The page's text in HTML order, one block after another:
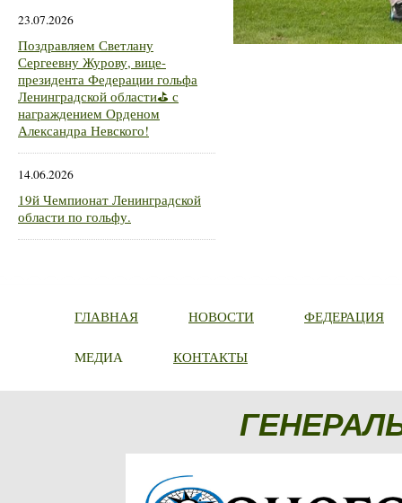
23.07.2026
Поздравляем Светлану
Сергеевну Журову, вице-
президента Федерации гольфа
Ленинградской области⛳ с
награждением Орденом
Александра Невского!
14.06.2026
19й Чемпионат Ленинградской
области по гольфу.
ГЛАВНАЯ НОВОСТИ ФЕДЕРАЦИЯ
МЕДИА КОНТАКТЫ